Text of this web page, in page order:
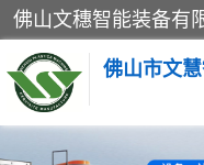
佛山市文